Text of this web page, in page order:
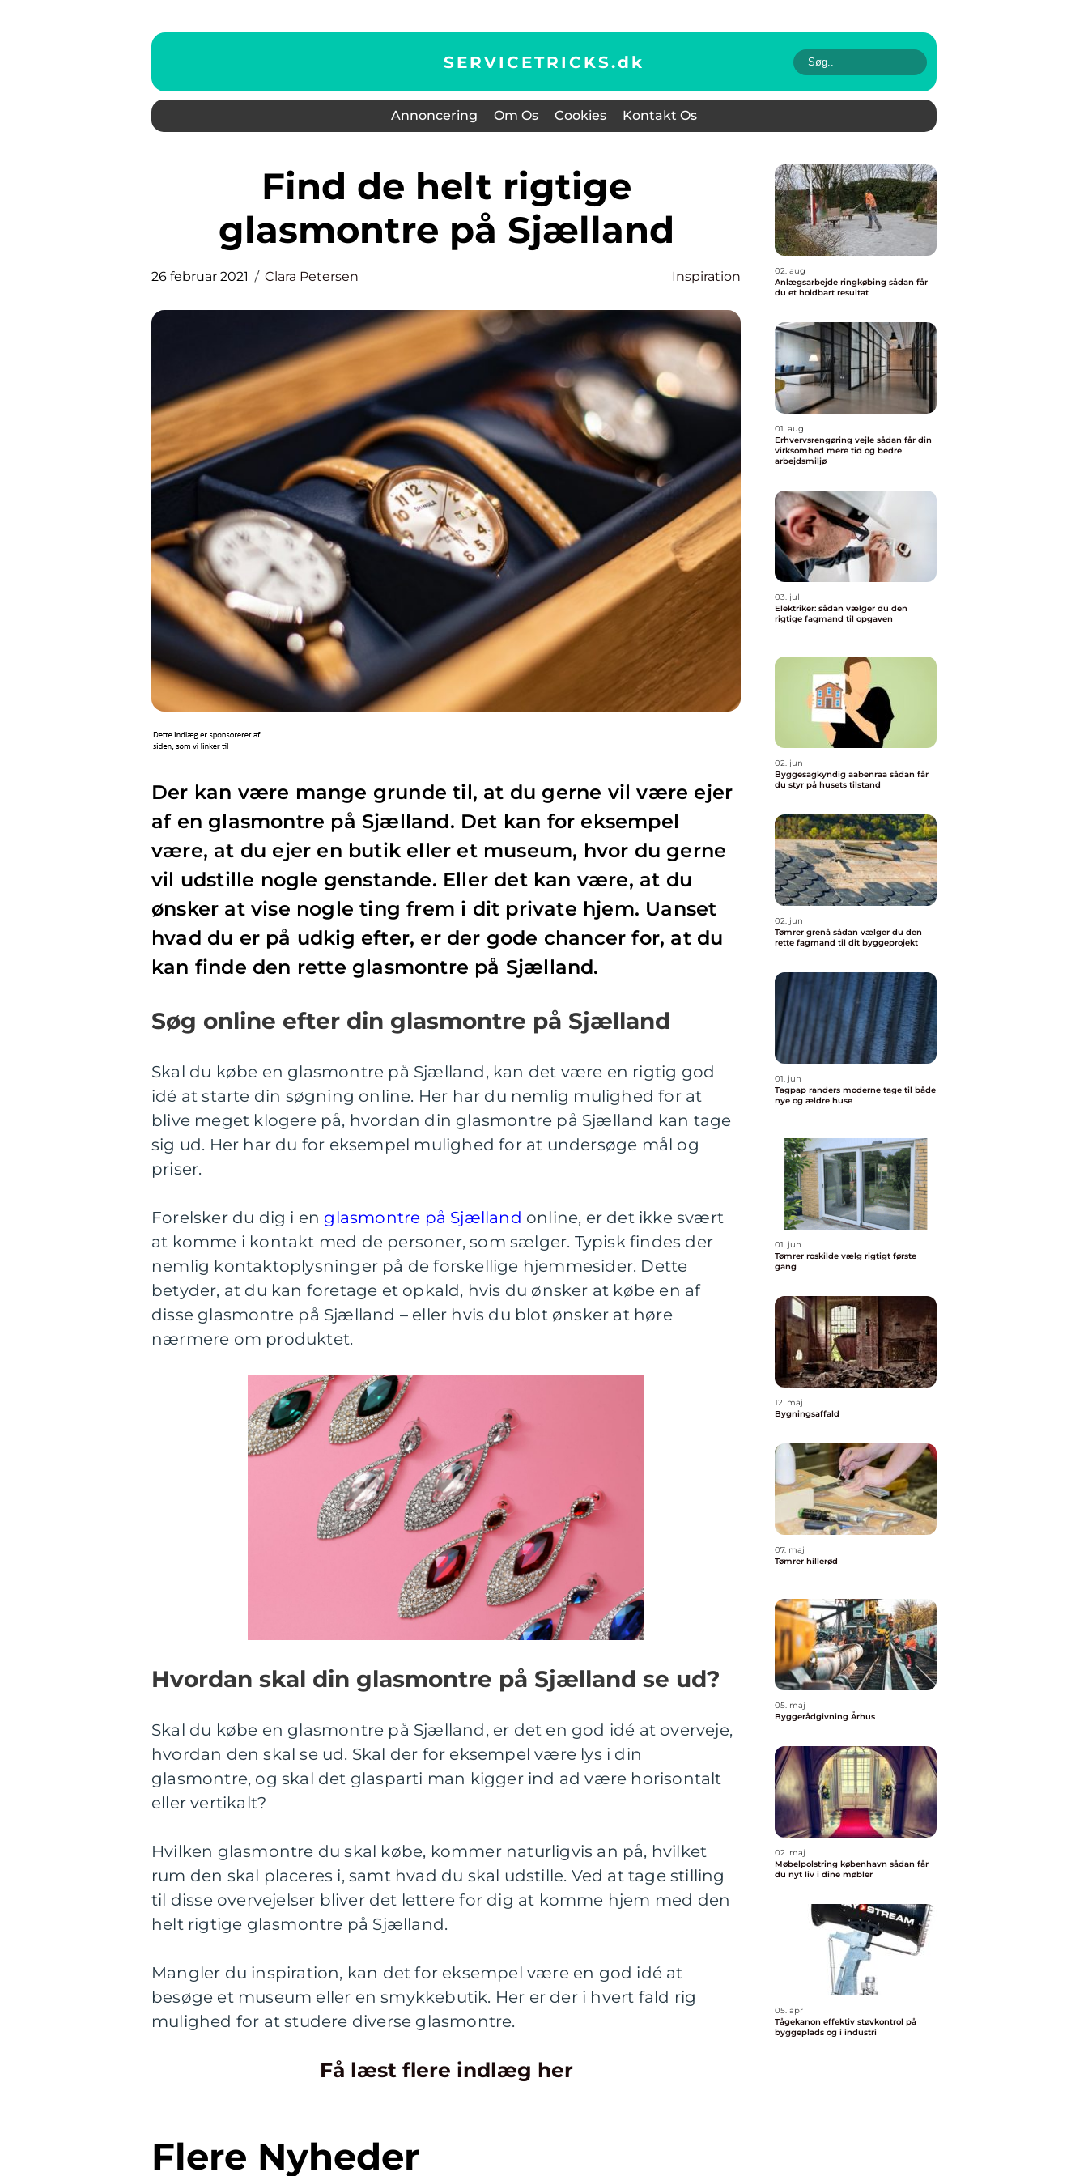
SERVICETRICKS.dk
Annoncering Om Os Cookies Kontakt Os
Find de helt rigtige
glasmontre på Sjælland
26 februar 2021 Clara Petersen Inspiration
Der kan være mange grunde til, at du gerne vil være ejer
af en glasmontre på Sjælland. Det kan for eksempel
være, at du ejer en butik eller et museum, hvor du gerne
vil udstille nogle genstande. Eller det kan være, at du
ønsker at vise nogle ting frem i dit private hjem. Uanset
hvad du er på udkig efter, er der gode chancer for, at du
kan finde den rette glasmontre på Sjælland.
Søg online efter din glasmontre på Sjælland
Skal du købe en glasmontre på Sjælland, kan det være en rigtig god
idé at starte din søgning online. Her har du nemlig mulighed for at
blive meget klogere på, hvordan din glasmontre på Sjælland kan tage
sig ud. Her har du for eksempel mulighed for at undersøge mål og
priser.
Forelsker du dig i en glasmontre på Sjælland online, er det ikke svært
at komme i kontakt med de personer, som sælger. Typisk findes der
nemlig kontaktoplysninger på de forskellige hjemmesider. Dette
betyder, at du kan foretage et opkald, hvis du ønsker at købe en af
disse glasmontre på Sjælland – eller hvis du blot ønsker at høre
nærmere om produktet.
Hvordan skal din glasmontre på Sjælland se ud?
Skal du købe en glasmontre på Sjælland, er det en god idé at overveje,
hvordan den skal se ud. Skal der for eksempel være lys i din
glasmontre, og skal det glasparti man kigger ind ad være horisontalt
eller vertikalt?
Hvilken glasmontre du skal købe, kommer naturligvis an på, hvilket
rum den skal placeres i, samt hvad du skal udstille. Ved at tage stilling
til disse overvejelser bliver det lettere for dig at komme hjem med den
helt rigtige glasmontre på Sjælland.
Mangler du inspiration, kan det for eksempel være en god idé at
besøge et museum eller en smykkebutik. Her er der i hvert fald rig
mulighed for at studere diverse glasmontre.
Få læst flere indlæg her
Flere Nyheder
02. aug
Anlægsarbejde ringkøbing sådan får
du et holdbart resultat
01. aug
Erhvervsrengøring vejle sådan får din
virksomhed mere tid og bedre
arbejdsmiljø
03. jul
Elektriker: sådan vælger du den
rigtige fagmand til opgaven
02. jun
Byggesagkyndig aabenraa sådan får
du styr på husets tilstand
02. jun
Tømrer grenå sådan vælger du den
rette fagmand til dit byggeprojekt
01. jun
Tagpap randers moderne tage til både
nye og ældre huse
01. jun
Tømrer roskilde vælg rigtigt første
gang
12. maj
Bygningsaffald
07. maj
Tømrer hillerød
05. maj
Byggerådgivning Århus
02. maj
Møbelpolstring københavn sådan får
du nyt liv i dine møbler
05. apr
Tågekanon effektiv støvkontrol på
byggeplads og i industri